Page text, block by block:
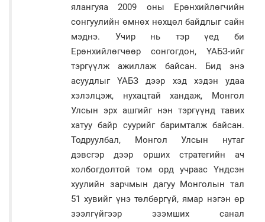
ялангуяа 2009 оны Ерөнхийлөгчийн
сонгуулийн өмнөх нөхцөл байдлыг сайн
мэднэ. Учир нь тэр үед би
Ерөнхийлөгчөөр сонгогдон, ҮАБЗ-ийг
тэргүүлж ажиллаж байсан. Бид энэ
асуудлыг ҮАБЗ дээр хэд хэдэн удаа
хэлэлцэж, нухацтай хандаж, Монгол
Улсын эрх ашгийг нэн тэргүүнд тавих
хатуу байр суурийг баримталж байсан.
Тодруулбал, Монгол Улсын нутаг
дэвсгэр дээр орших стратегийн ач
холбогдолтой том орд учраас Үндсэн
хуулийн зарчмын дагуу Монголын тал
51 хувийг үнэ төлбөргүй, ямар нэгэн өр
зээлгүйгээр эзэмших санал